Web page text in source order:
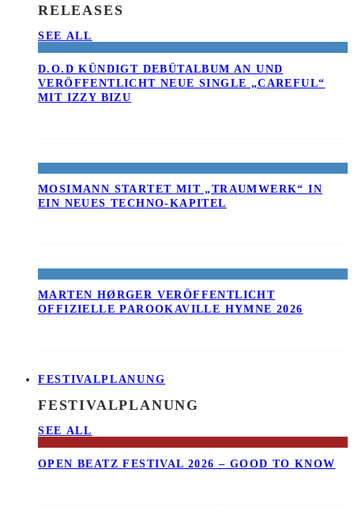
RELEASES
SEE ALL
D.O.D KÜNDIGT DEBÜTALBUM AN UND
VERÖFFENTLICHT NEUE SINGLE „CAREFUL“
MIT IZZY BIZU
MOSIMANN STARTET MIT „TRAUMWERK“ IN
EIN NEUES TECHNO-KAPITEL
MARTEN HØRGER VERÖFFENTLICHT
OFFIZIELLE PAROOKAVILLE HYMNE 2026
FESTIVALPLANUNG
FESTIVALPLANUNG
SEE ALL
OPEN BEATZ FESTIVAL 2026 – GOOD TO KNOW